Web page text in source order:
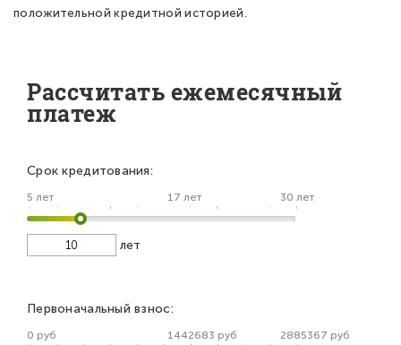
положительной кредитной историей.
Рассчитать ежемесячный
платеж
Срок кредитования:
5 лет 17 лет 30 лет
лет
Первоначальный взнос:
0 руб 1442683 руб 2885367 руб